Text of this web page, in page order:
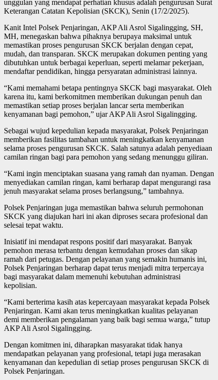
unggulan yang mendapat perhatian khusus adalah pengurusan Surat
Keterangan Catatan Kepolisian (SKCK), Senin (17/2/2025).
Kanit Intel Polsek Penjaringan, AKP Ali Asrol Sigalingging, SH,
MH, menegaskan bahwa pihaknya berupaya maksimal untuk
memastikan proses pengurusan SKCK berjalan dengan cepat,
mudah, dan transparan. SKCK merupakan dokumen penting yang
dibutuhkan untuk berbagai keperluan, seperti melamar pekerjaan,
mendaftar pendidikan, hingga persyaratan administrasi lainnya.
“Kami memahami betapa pentingnya SKCK bagi masyarakat. Oleh
karena itu, kami berkomitmen memberikan dukungan penuh dan
memastikan setiap proses berjalan lancar serta memberikan
kenyamanan bagi pemohon,” ujar AKP Ali Asrol Sigalingging.
Sebagai wujud kepedulian kepada masyarakat, Polsek Penjaringan
memberikan fasilitas tambahan untuk meningkatkan kenyamanan
selama proses pengurusan SKCK. Salah satunya adalah penyediaan
camilan ringan bagi para pemohon yang sedang menunggu giliran.
“Kami ingin menciptakan suasana yang ramah dan nyaman. Dengan
menyediakan camilan ringan, kami berharap dapat mengurangi rasa
jenuh masyarakat selama proses berlangsung,” tambahnya.
Polsek Penjaringan juga memastikan bahwa seluruh permohonan
SKCK yang diajukan hari ini akan diproses secara profesional dan
selesai tepat waktu.
Inisiatif ini mendapat respons positif dari masyarakat. Banyak
pemohon merasa terbantu dengan kemudahan proses dan sikap
ramah dari petugas. Dengan pelayanan yang semakin humanis ini,
Polsek Penjaringan berharap dapat terus menjadi mitra terpercaya
bagi masyarakat dalam memenuhi kebutuhan administrasi
kepolisian.
“Kami berterima kasih atas kepercayaan masyarakat kepada Polsek
Penjaringan. Kami akan terus meningkatkan kualitas pelayanan
demi memberikan pengalaman yang baik bagi semua warga,” tutup
AKP Ali Asrol Sigalingging.
Dengan komitmen ini, diharapkan masyarakat tidak hanya
mendapatkan pelayanan yang profesional, tetapi juga merasakan
kenyamanan dan kepedulian di setiap proses pengurusan SKCK di
Polsek Penjaringan.